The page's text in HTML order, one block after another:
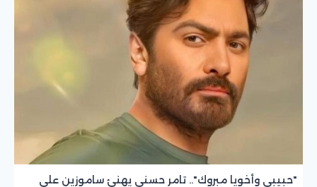
"حبيبي وأخويا مبروك".. تامر حسني يهنئ ساموزين على